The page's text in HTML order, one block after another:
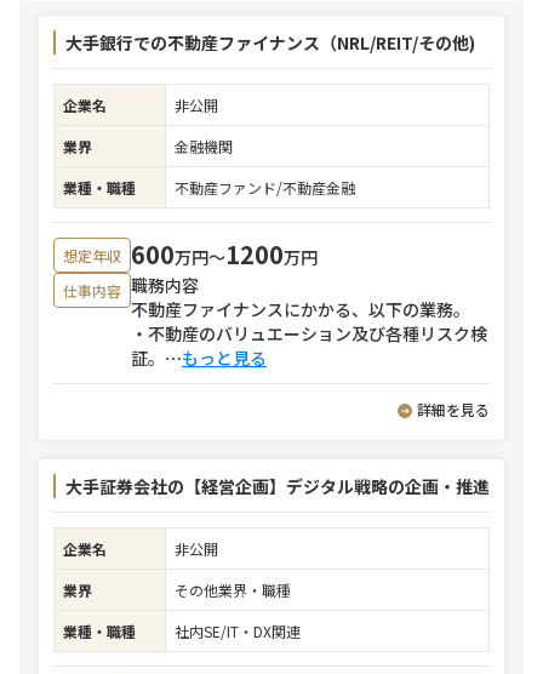
大手銀行での不動産ファイナンス（NRL/REIT/その他)
企業名
非公開
業界
金融機関
業種・職種
不動産ファンド/不動産金融
想定年収 600万円〜1200万円
仕事内容 職務内容
不動産ファイナンスにかかる、以下の業務。
・不動産のバリュエーション及び各種リスク検
証。 ⋯もっと見る
詳細を見る
大手証券会社の【経営企画】デジタル戦略の企画・推進
企業名
非公開
業界
その他業界・職種
業種・職種
社内SE/IT・DX関連